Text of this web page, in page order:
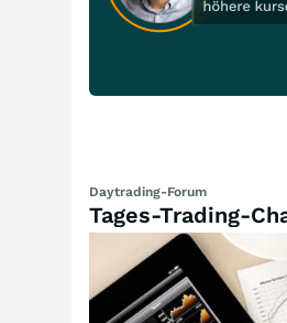
Daytrading-Forum
Tages-Trading-